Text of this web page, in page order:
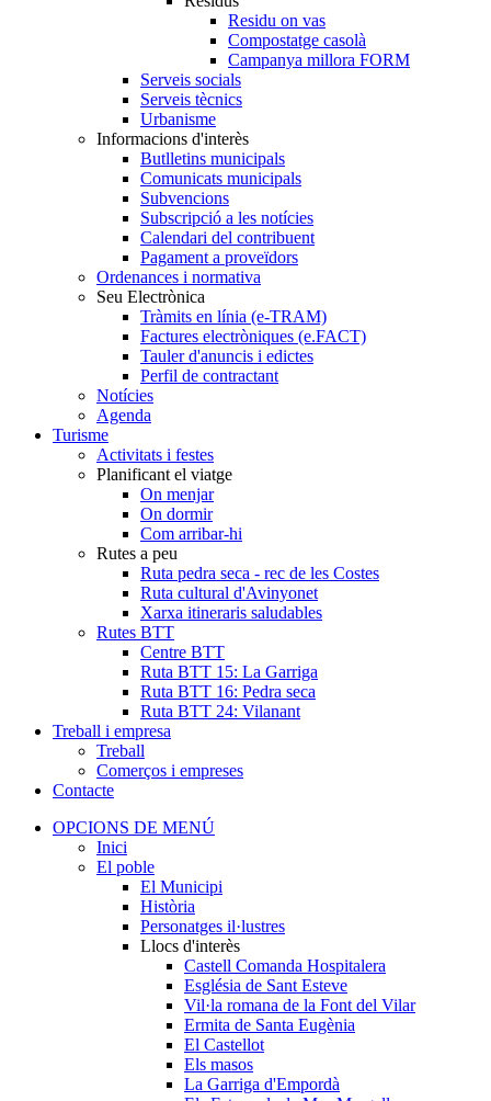
Residu on vas
Compostatge casolà
Campanya millora FORM
Serveis socials
Serveis tècnics
Urbanisme
Informacions d'interès
Butlletins municipals
Comunicats municipals
Subvencions
Subscripció a les notícies
Calendari del contribuent
Pagament a proveïdors
Ordenances i normativa
Seu Electrònica
Tràmits en línia (e-TRAM)
Factures electròniques (e.FACT)
Tauler d'anuncis i edictes
Perfil de contractant
Notícies
Agenda
Turisme
Activitats i festes
Planificant el viatge
On menjar
On dormir
Com arribar-hi
Rutes a peu
Ruta pedra seca - rec de les Costes
Ruta cultural d'Avinyonet
Xarxa itineraris saludables
Rutes BTT
Centre BTT
Ruta BTT 15: La Garriga
Ruta BTT 16: Pedra seca
Ruta BTT 24: Vilanant
Treball i empresa
Treball
Comerços i empreses
Contacte
OPCIONS DE MENÚ
Inici
El poble
El Municipi
Història
Personatges il·lustres
Llocs d'interès
Castell Comanda Hospitalera
Església de Sant Esteve
Vil·la romana de la Font del Vilar
Ermita de Santa Eugènia
El Castellot
Els masos
La Garriga d'Empordà